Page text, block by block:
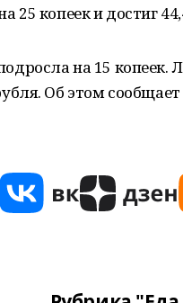
25 копеек и достиг
на 15 копеек.
Об этом